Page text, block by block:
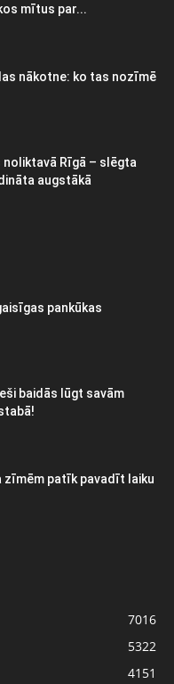
mītus par...
nākotne: ko tas nozīmē
noliktavā Rīgā – slēgta
augstākā
pankūkas
baidās lūgt savām
zīmēm patīk pavadīt laiku
7016
5322
4151